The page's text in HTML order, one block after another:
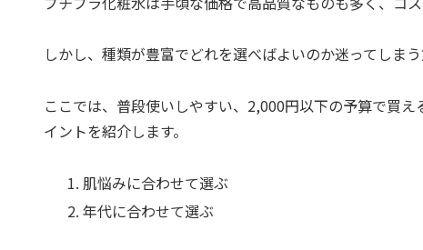
しかし、種類が豊富でどれを選べばよいのか迷ってしま
ここでは、普段使いしやすい、2,000円以下の予算で買
イントを紹介します。
肌悩みに合わせて選ぶ
年代に合わせて選ぶ